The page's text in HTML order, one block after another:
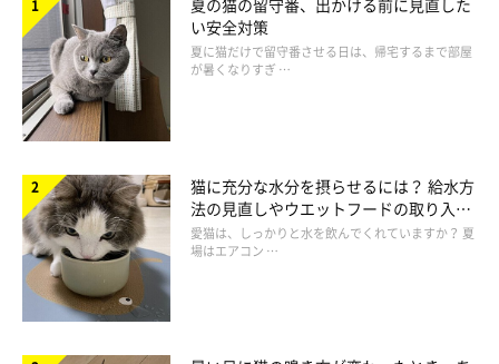
来ると鳴きやむ場合はかまってほしいのでしょう。
夏の猫の留守番、出かける前に見直した
い安全対策
夏に猫だけで留守番させる日は、帰宅するまで部屋
が暑くなりすぎ …
猫に充分な水分を摂らせるには？ 給水方
法の見直しやウエットフードの取り入れ
方を解説
愛猫は、しっかりと水を飲んでくれていますか？ 夏
場はエアコン …